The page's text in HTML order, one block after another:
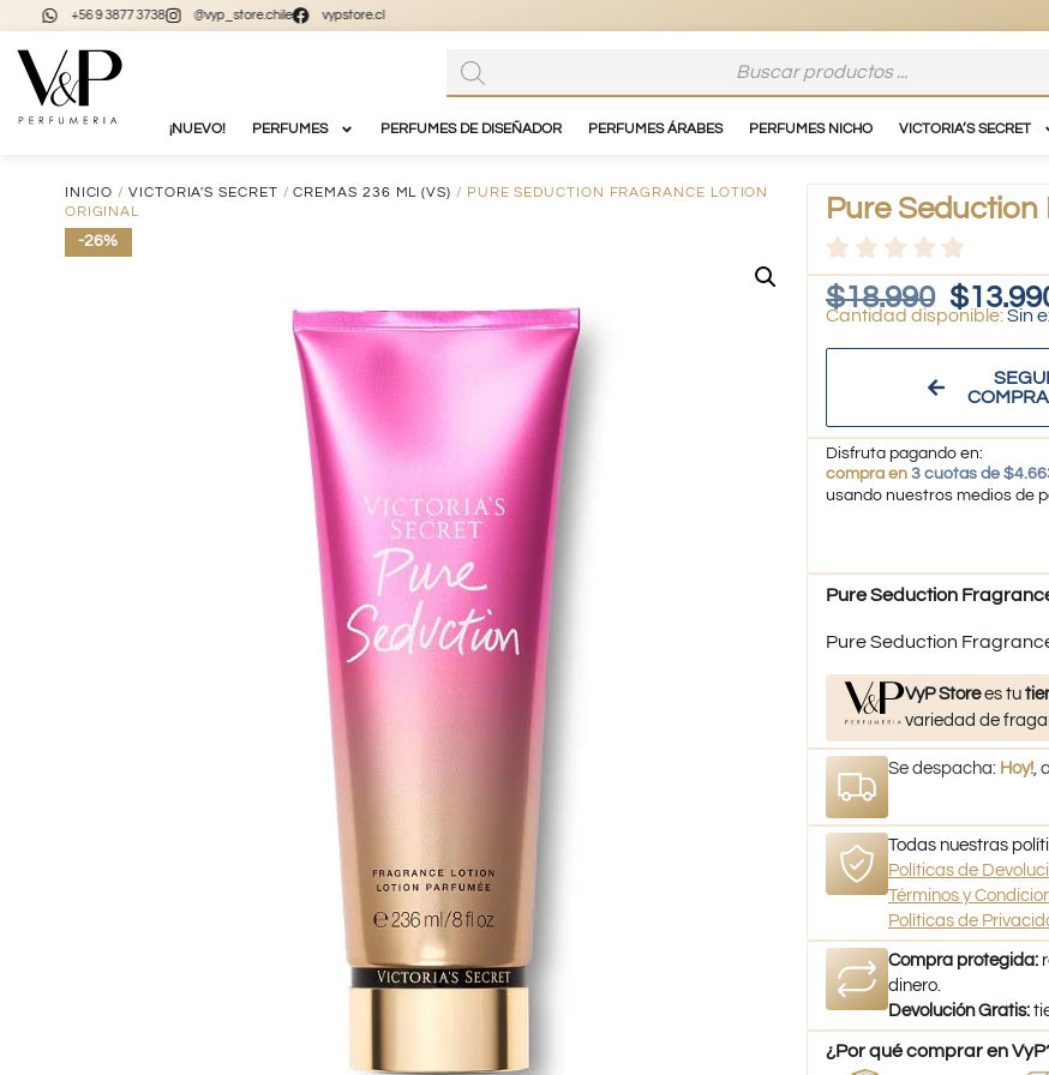
+56 9 3877 3738 @vyp_store.chile vypstore.cl
¡NUEVO! PERFUMES PERFUMES DE DISEÑADOR PERFUMES ÁRABES PERFUMES NICHO VICTORIA’S SECRET
INICIO /VICTORIA'S SECRET /CREMAS 236 ML (VS) / PURE SEDUCTION FRAGRANCE LOTION
ORIGINAL
-26%
Pure
$18.990 $
Sin
Disfruta pagando en:
compra en 3 cuotas de
usando nuestros medios de
Pure Seduction
Pure Seduction
VyP Storees tu
variedad de
Se despacha: Hoy! ,
Todas nuestras
Políticas de
Términos y
Políticas de
Compra protegida:
dinero.
Devolución Gratis:
¿Por qué comprar en